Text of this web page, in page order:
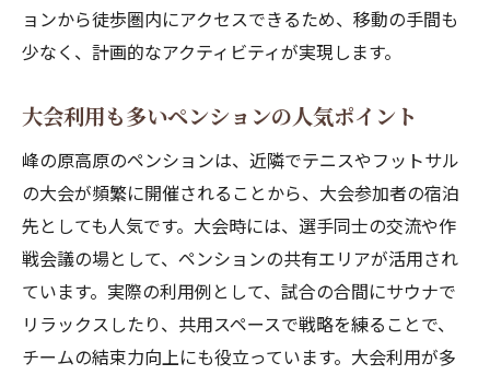
ョンから徒歩圏内にアクセスできるため、移動の手間も
少なく、計画的なアクティビティが実現します。
大会利用も多いペンションの人気ポイント
峰の原高原のペンションは、近隣でテニスやフットサル
の大会が頻繁に開催されることから、大会参加者の宿泊
先としても人気です。大会時には、選手同士の交流や作
戦会議の場として、ペンションの共有エリアが活用され
ています。実際の利用例として、試合の合間にサウナで
リラックスしたり、共用スペースで戦略を練ることで、
チームの結束力向上にも役立っています。大会利用が多